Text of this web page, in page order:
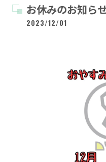
お休みのお知ら
2023/12/01